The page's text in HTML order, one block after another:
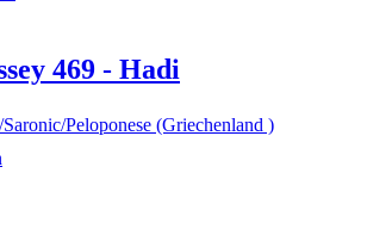
469 - Hadi
Peloponese (Griechenland )